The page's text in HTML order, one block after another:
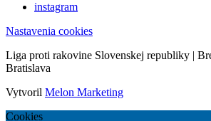
instagram
Nastavenia cookies
Liga proti rakovine Slovenskej republiky |
Bratislava
Vytvoril Melon Marketing
Cookies